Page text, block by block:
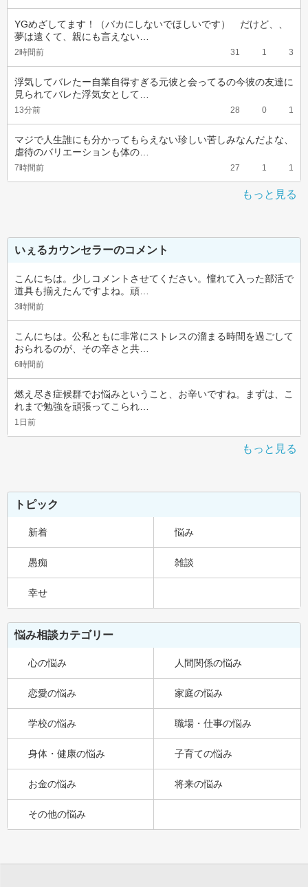
YGめざしてます！（バカにしないでほしいです）　だけど、、
夢は遠くて、親にも言えない…
2時間前 31 1 3
浮気してバレたー自業自得すぎる元彼と会ってるの今彼の友達に
見られてバレた浮気女として…
13分前 28 0 1
マジで人生誰にも分かってもらえない珍しい苦しみなんだよな、
虐待のバリエーションも体の…
7時間前 27 1 1
もっと見る
いぇるカウンセラーのコメント
こんにちは。少しコメントさせてください。憧れて入った部活で
道具も揃えたんですよね。頑…
3時間前
こんにちは。公私ともに非常にストレスの溜まる時間を過ごして
おられるのが、その辛さと共…
6時間前
燃え尽き症候群でお悩みということ、お辛いですね。まずは、こ
れまで勉強を頑張ってこられ…
1日前
もっと見る
トピック
新着 悩み
愚痴 雑談
幸せ
悩み相談カテゴリー
心の悩み 人間関係の悩み
恋愛の悩み 家庭の悩み
学校の悩み 職場・仕事の悩み
身体・健康の悩み 子育ての悩み
お金の悩み 将来の悩み
その他の悩み